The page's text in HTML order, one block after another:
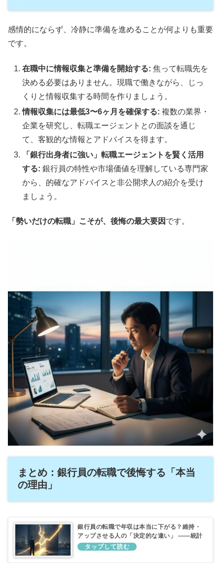
感情的にならず、冷静に準備を進めることが何よりも重要
です。
在職中に情報収集と準備を開始する: 焦って転職先を
決める必要はありません。現職で働きながら、じっ
くりと情報収集する時間を作りましょう。
情報収集には最低3〜6ヶ月を確保する: 複数の業界・
企業を研究し、転職エージェントとの面談を通じ
て、客観的な情報とアドバイスを得ます。
「銀行出身者に強い」転職エージェントを賢く活用
する: 銀行員の特性や市場価値を理解している専門家
から、的確なアドバイスと非公開求人の紹介を受け
ましょう。
「勢いだけの転職」こそが、後悔の最大要因 です。
まとめ：銀行員の転職で後悔する「本当
の理由」
銀行員の転職で年収は本当に下がる？維持・
アップさせる人の「決定的な違い」 ――統計
データと実例で見る「一時的なダウン」と